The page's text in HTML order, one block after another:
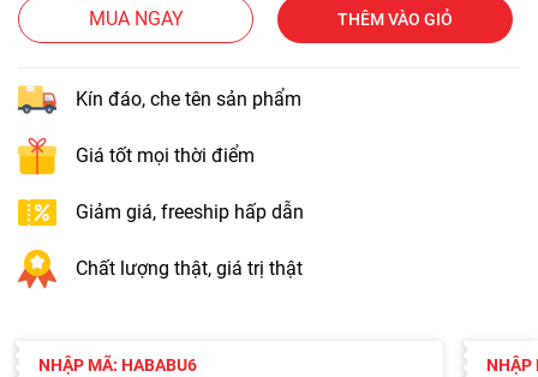
MUA NGAY THÊM VÀO GIỎ
Kín đáo, che tên sản phẩm
Giá tốt mọi thời điểm
Giảm giá, freeship hấp dẫn
Chất lượng thật, giá trị thật
NHẬP MÃ: HABABU6 NHẬP